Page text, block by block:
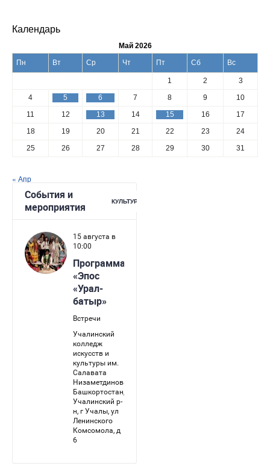
Календарь
Май 2026
Пн
Вт Ср Чт Пт Сб Вс
1 2
3
4
5 6 7 8 9
10
11
12 13 14 15 16
17
18
19 20 21 22 23
24
25
26 27 28 29 30 31
« Апр